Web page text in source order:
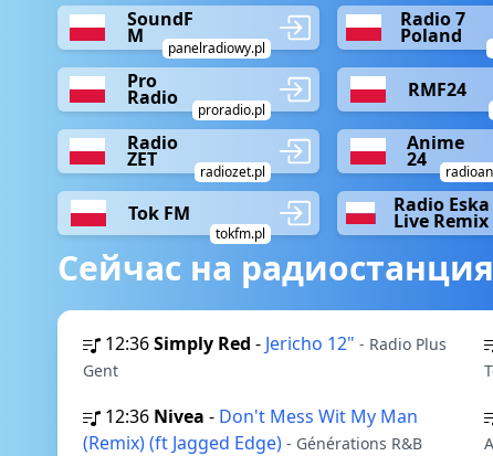
SoundF
M
panelradiowy.pl
Radio 7
Poland
Pro
Radio
proradio.pl
RMF24
Radio
ZET
radiozet.pl
Anime
24
Tok FM
tokfm.pl
Radio Eska
Live Remix
Сейчас на
12:36Simply Red - Jericho 12" - Radio Plus
Gent
12:36 Nivea - Don't Mess Wit My Man
(Remix) (ft Jagged Edge) - Générations R&B